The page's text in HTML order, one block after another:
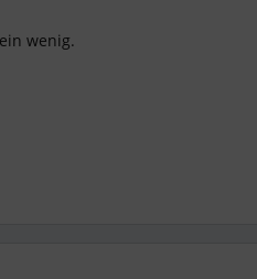
wenig.